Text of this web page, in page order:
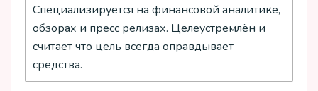
Специализируется на финансовой аналитике,
обзорах и пресс релизах. Целеустремлён и
считает что цель всегда оправдывает
средства.